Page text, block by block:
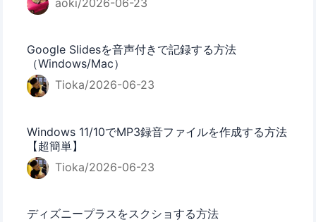
Google Slidesを音声付きで記録する方法
（Windows/Mac）
Tioka/2026-06-23
Windows 11/10でMP3録音ファイルを作成する方法
【超簡単】
Tioka/2026-06-23
ディズニープラスをスクショする方法